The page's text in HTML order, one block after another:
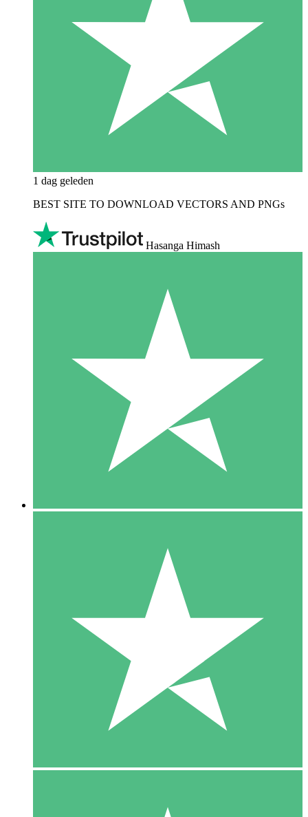
1 dag geleden
BEST SITE TO DOWNLOAD VECTORS AND PNGs
Hasanga Himash